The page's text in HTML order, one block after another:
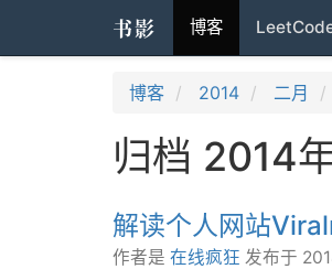
书影 博客
博客 2014 二月
归档 2014
解读个人网站
作者是 在线疯狂 发布于